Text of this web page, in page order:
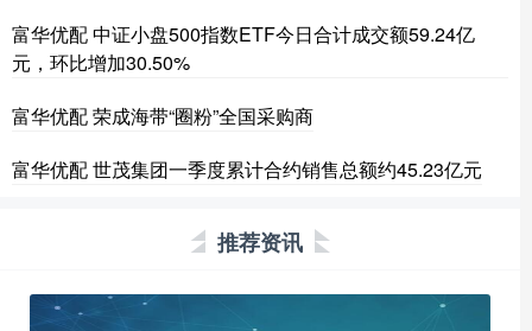
富华优配 中证小盘500指数ETF今日合计成交额59.24亿
元，环比增加30.50%
富华优配 荣成海带“圈粉”全国采购商
富华优配 世茂集团一季度累计合约销售总额约45.23亿元
推荐资讯